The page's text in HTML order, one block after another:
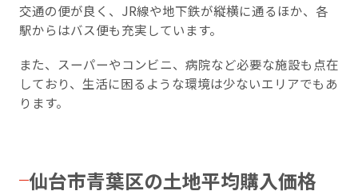
交通の便が良く、JR線や地下鉄が縦横に通るほか、各
駅からはバス便も充実しています。
また、スーパーやコンビニ、病院など必要な施設も点在
しており、生活に困るような環境は少ないエリアでもあ
ります。
仙台市青葉区の土地平均購入価格